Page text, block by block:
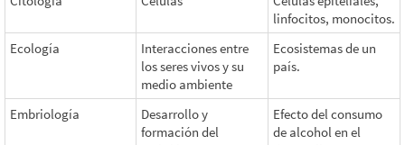
linfocitos, monocitos.
Ecología
Interacciones entre
los seres vivos y su
medio ambiente
Ecosistemas de un
país.
Embriología
Desarrollo y
formación del
Efecto del consumo
de alcohol en el